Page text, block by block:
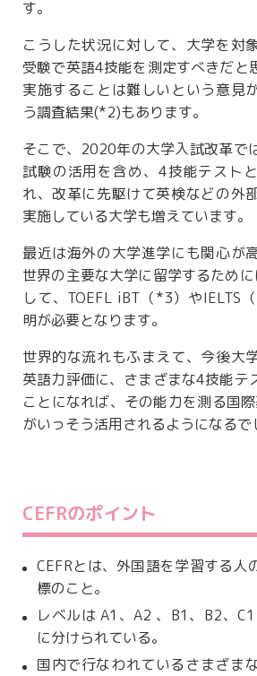
す。
こうした状況に対して、大学を対
受験で英語4技能を測定すべきだと
実施することは難しいという意見
う調査結果(*2)もあります。
そこで、2020年の大学入試改革で
試験の活用を含め、4技能テスト
れ、改革に先駆けて英検などの外
実施している大学も増えています。
最近は海外の大学進学にも関心が
世界の主要な大学に留学するため
して、TOEFL iBT（*3）やIELTS
明が必要となります。
世界的な流れもふまえて、今後大
英語力評価に、さまざまな4技能テ
ことになれば、その能力を測る国
がいっそう活用されるようになるで
CEFRのポイント
CEFRとは、外国語を学習する人
標のこと。
レベルは A1、A2 、B1、B2、
に分けられている。
国内で行なわれているさまざま